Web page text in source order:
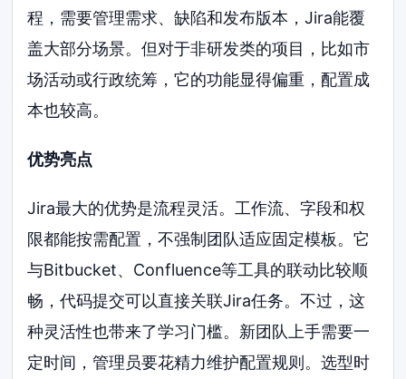
程，需要管理需求、缺陷和发布版本，Jira能覆
盖大部分场景。但对于非研发类的项目，比如市
场活动或行政统筹，它的功能显得偏重，配置成
本也较高。
优势亮点
Jira最大的优势是流程灵活。工作流、字段和权
限都能按需配置，不强制团队适应固定模板。它
与Bitbucket、Confluence等工具的联动比较顺
畅，代码提交可以直接关联Jira任务。不过，这
种灵活性也带来了学习门槛。新团队上手需要一
定时间，管理员要花精力维护配置规则。选型时